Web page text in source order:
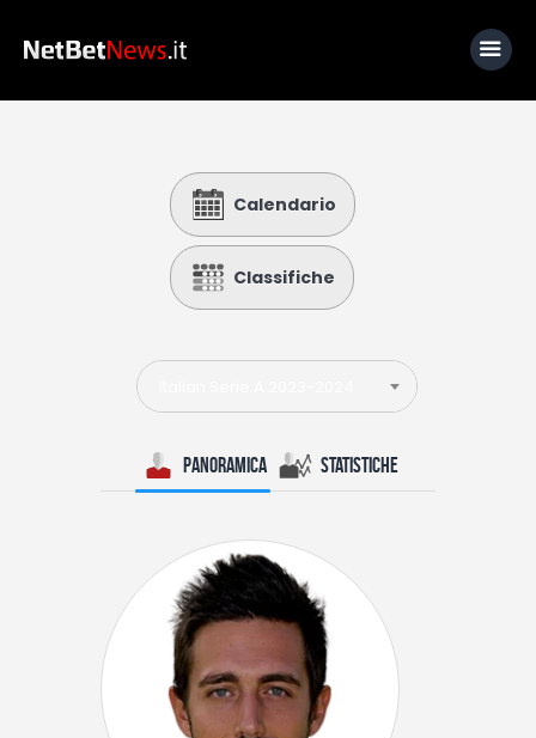
Calcio
Basket
Tennis
Lo Sapevi Che
I consigli di Giulia
Calendario
Classifiche
Panoramica Statistiche